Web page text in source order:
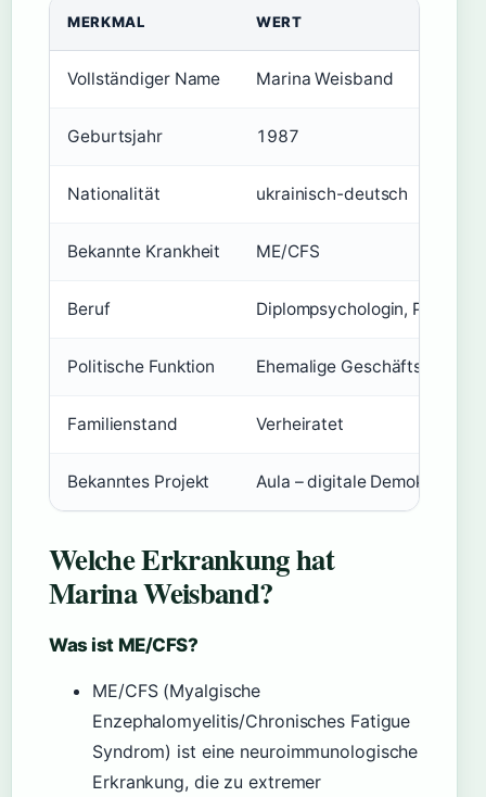
MERKMAL WERT
Vollständiger Name Marina Weisband
Geburtsjahr 1987
Nationalität ukrainisch-deutsch
Bekannte Krankheit ME/CFS
Beruf Diplompsychologin,
Politische Funktion Ehemalige
Familienstand Verheiratet
Bekanntes Projekt Aula – digitale Demokratie in
Welche Erkrankung hat
Marina Weisband?
Was ist ME/CFS?
ME/CFS (Myalgische
Enzephalomyelitis/Chronisches Fatigue
Syndrom) ist eine neuroimmunologische
Erkrankung, die zu extremer